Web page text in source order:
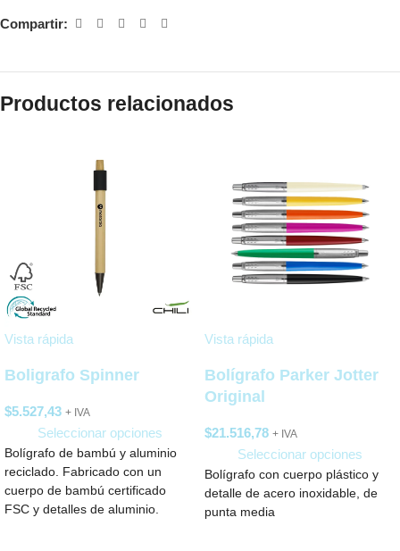
Compartir:
Productos relacionados
Vista rápida
Boligrafo Spinner
$5.527,43 + IVA
Seleccionar opciones
Bolígrafo de bambú y aluminio
reciclado. Fabricado con un
cuerpo de bambú certificado
FSC y detalles de aluminio.
Vista rápida
Bolígrafo Parker Jotter
Original
$21.516,78 + IVA
Seleccionar opciones
Bolígrafo con cuerpo plástico y
detalle de acero inoxidable, de
punta media